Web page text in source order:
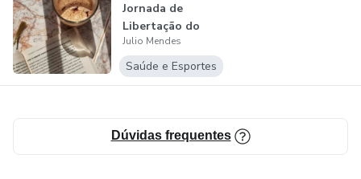
Jornada de
Libertação do
Tabaco
Julio Mendes
Saúde e Esportes
Dúvidas frequentes